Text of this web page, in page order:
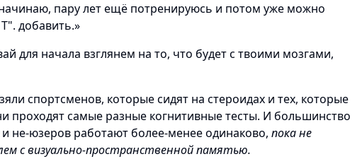
пару лет ещё потренируюсь и потом уже можно
добавить.»
для начала взглянем на то, что будет с твоими мозгами,
спортсменов, которые сидят на стероидах и тех, которые
проходят самые разные когнитивные тесты. И большинство
не-юзеров работают более-менее одинаково, пока не
с визуально-пространственной памятью.